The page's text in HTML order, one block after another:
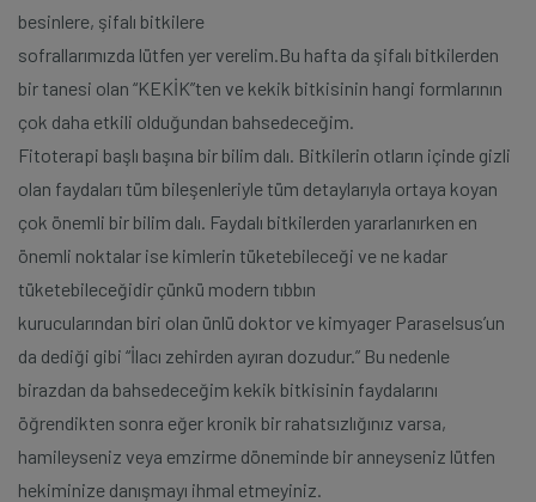
besinlere, şifalı bitkilere
sofrallarımızda lütfen yer verelim.Bu hafta da şifalı bitkilerden
bir tanesi olan “KEKİK”ten ve kekik bitkisinin hangi formlarının
çok daha etkili olduğundan bahsedeceğim.
Fitoterapi başlı başına bir bilim dalı. Bitkilerin otların içinde gizli
olan faydaları tüm bileşenleriyle tüm detaylarıyla ortaya koyan
çok önemli bir bilim dalı. Faydalı bitkilerden yararlanırken en
önemli noktalar ise kimlerin tüketebileceği ve ne kadar
tüketebileceğidir çünkü modern tıbbın
kurucularından biri olan ünlü doktor ve kimyager Paraselsus’un
da dediği gibi “İlacı zehirden ayıran dozudur.” Bu nedenle
birazdan da bahsedeceğim kekik bitkisinin faydalarını
öğrendikten sonra eğer kronik bir rahatsızlığınız varsa,
hamileyseniz veya emzirme döneminde bir anneyseniz lütfen
hekiminize danışmayı ihmal etmeyiniz.